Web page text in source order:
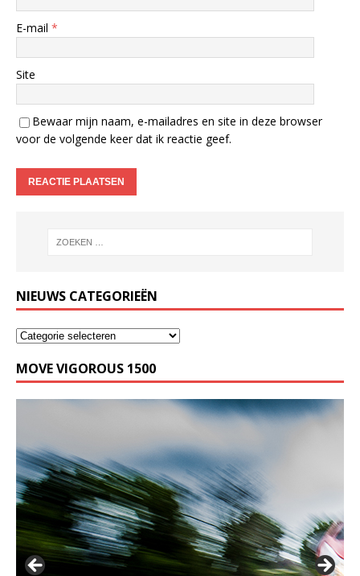
E-mail *
Site
Bewaar mijn naam, e-mailadres en site in deze browser
voor de volgende keer dat ik reactie geef.
NIEUWS CATEGORIEËN
MOVE VIGOROUS 1500